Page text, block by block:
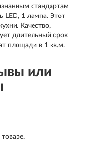
стандартам
LED, 1 лампа. Этот
Качество,
длительный срок
площади в 1 кв.м.
или